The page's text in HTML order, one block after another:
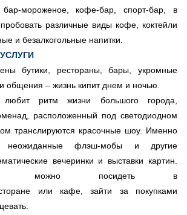
мороженое, кофе-бар, спорт-бар, в
различные виды кофе, коктейли
и безалкогольные напитки.
бутики, рестораны, бары, укромные
общения – жизнь кипит днем и ночью.
ритм жизни большого города,
расположенный под светодиодном
транслируются красочные шоу. Именно
неожиданные флэш-мобы и другие
вечеринки и выставки картин.
можно посидеть в
или кафе, зайти за покупками